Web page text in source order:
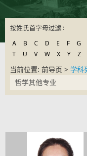
按姓氏首字母过滤 :
A B C D E F G
T
U V W X Y Z
当前位置: 前导页 > 学科
哲学其他专业